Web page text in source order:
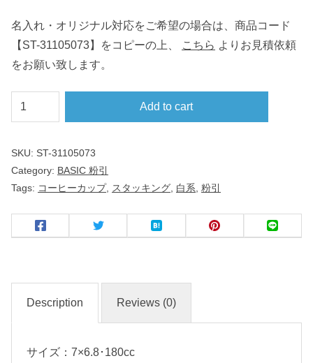
名入れ・オリジナル対応をご希望の場合は、商品コード
【ST-31105073】をコピーの上、
こちら よりお見積依頼
をお願い致します。
ス
タ
ク
ヒ
ー
Add to cart
SKU: ST-31105073
Category: BASIC 粉引
Tags: コーヒーカップ, スタッキング 白系 粉引
Description Reviews (0)
サイズ：7×6.8･180cc